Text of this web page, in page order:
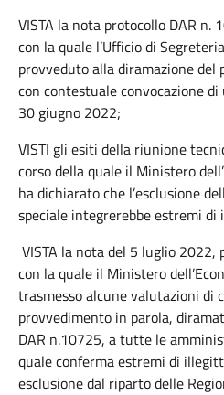
VISTA la nota protocollo DAR n.
con la quale l’Ufficio di
provveduto alla diramazione
con contestuale convocazione
30 giugno 2022;
VISTI gli esiti della riunione
corso della quale il Ministero
ha dichiarato che l’esclusione
speciale integrerebbe estremi
VISTA la nota del 5 luglio 2022,
con la quale il Ministero
trasmesso alcune valutazioni di
provvedimento in parola,
DAR n.10725, a tutte le
quale conferma estremi di
esclusione dal riparto delle